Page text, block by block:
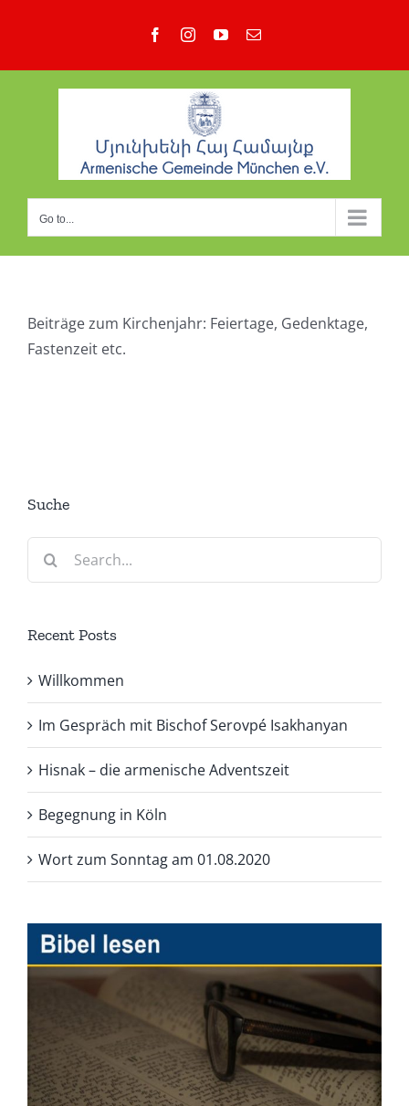
FacebookInstagramYouTubeEmail
Go to...
Beiträge zum Kirchenjahr: Feiertage, Gedenktage,
Fastenzeit etc.
Suche
Search
Recent Posts
Willkommen
Im Gespräch mit Bischof Serovpé Isakhanyan
Hisnak – die armenische Adventszeit
Begegnung in Köln
Wort zum Sonntag am 01.08.2020